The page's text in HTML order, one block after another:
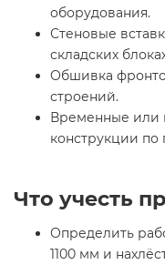
оборудования.
Стеновые
складских
Обшивка
строений.
Временные или
конструкции по
Что учесть
Определить
1100 мм и